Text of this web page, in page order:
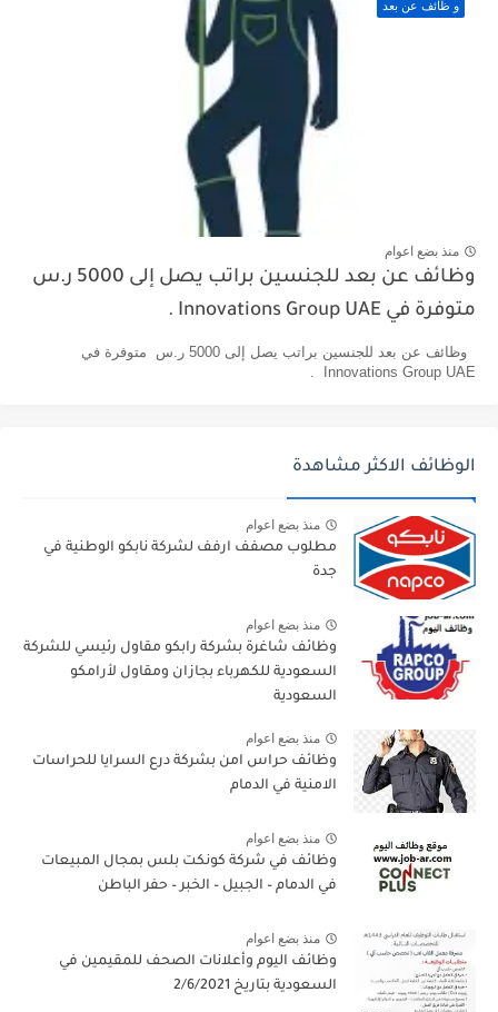
و ظائف عن بعد
منذ بضع اعوام
وظائف عن بعد للجنسين براتب يصل إلى 5000 ر.س
متوفرة في Innovations Group UAE .
وظائف عن بعد للجنسين براتب يصل إلى 5000 ر.س متوفرة في
Innovations Group UAE .
الوظائف الاكثر مشاهدة
منذ بضع اعوام
مطلوب مصفف ارفف لشركة نابكو الوطنية في
جدة
منذ بضع اعوام
وظائف شاغرة بشركة رابكو مقاول رئيسي للشركة
السعودية للكهرباء بجازان ومقاول لأرامكو
السعودية
منذ بضع اعوام
وظائف حراس امن بشركة درع السرايا للحراسات
الامنية في الدمام
منذ بضع اعوام
وظائف في شركة كونكت بلس بمجال المبيعات
في الدمام – الجبيل – الخبر – حفر الباطن
منذ بضع اعوام
وظائف اليوم وأعلانات الصحف للمقيمين في
السعودية بتاريخ 2/6/2021